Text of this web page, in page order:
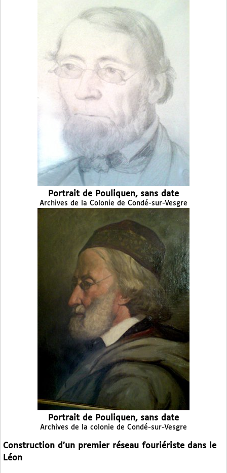
Portrait de Pouliquen, sans date
Archives de la Colonie de Condé-sur-Vesgre
Portrait de Pouliquen, sans date
Archives de la colonie de Condé-sur-Vesgre
Construction d’un premier réseau fouriériste dans le
Léon